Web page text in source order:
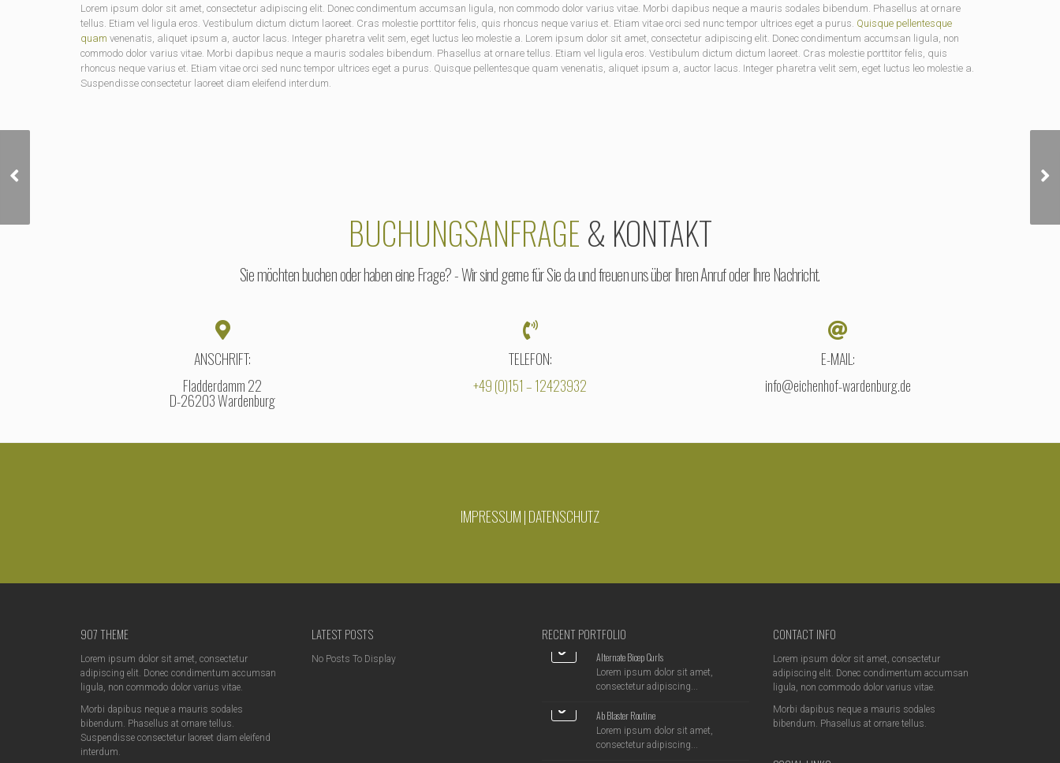
Lorem ipsum dolor sit amet, consectetur adipiscing elit. Donec condimentum accumsan ligula, non commodo dolor varius vitae. Morbi dapibus neque a mauris sodales bibendum. Phasellus at ornare
tellus. Etiam vel ligula eros. Vestibulum dictum dictum laoreet. Cras molestie porttitor felis, quis rhoncus neque varius et. Etiam vitae orci sed nunc tempor ultrices eget a purus. Quisque pellentesque
quam venenatis, aliquet ipsum a, auctor lacus. Integer pharetra velit sem, eget luctus leo molestie a. Lorem ipsum dolor sit amet, consectetur adipiscing elit. Donec condimentum accumsan ligula, non
commodo dolor varius vitae. Morbi dapibus neque a mauris sodales bibendum. Phasellus at ornare tellus. Etiam vel ligula eros. Vestibulum dictum dictum laoreet. Cras molestie porttitor felis, quis
rhoncus neque varius et. Etiam vitae orci sed nunc tempor ultrices eget a purus. Quisque pellentesque quam venenatis, aliquet ipsum a, auctor lacus. Integer pharetra velit sem, eget luctus leo molestie a.
Suspendisse consectetur laoreet diam eleifend interdum.
BUCHUNGSANFRAGE & KONTAKT
Sie möchten buchen oder haben eine Frage? - Wir sind gerne für Sie da und freuen uns über Ihren Anruf oder Ihre Nachricht.
ANSCHRIFT:
Fladderdamm 22
D-26203 Wardenburg
TELEFON:
+49 (0)151 – 12423932
E-MAIL:
info@eichenhof-wardenburg.de
IMPRESSUM|DATENSCHUTZ
907 THEME
Lorem ipsum dolor sit amet, consectetur
adipiscing elit. Donec condimentum accumsan
ligula, non commodo dolor varius vitae.
Morbi dapibus neque a mauris sodales
bibendum. Phasellus at ornare tellus.
Suspendisse consectetur laoreet diam eleifend
interdum.
LATEST POSTS
No Posts To Display
RECENT PORTFOLIO
Alternate Bicep Curls
Lorem ipsum dolor sit amet,
consectetur adipiscing...
Ab Blaster Routine
Lorem ipsum dolor sit amet,
consectetur adipiscing...
CONTACT INFO
Lorem ipsum dolor sit amet, consectetur
adipiscing elit. Donec condimentum accumsan
ligula, non commodo dolor varius vitae.
Morbi dapibus neque a mauris sodales
bibendum. Phasellus at ornare tellus.